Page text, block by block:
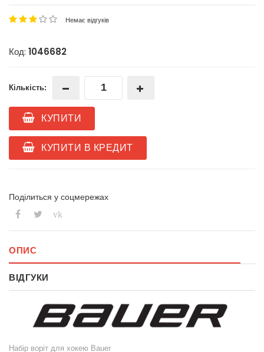
Немає відгуків
Код: 1046682
Кількість:
КУПИТИ
КУПИТИ В КРЕДИТ
Поділиться у соцмережах
vk
ОПИС
ВІДГУКИ
Набір воріт для хокею Bauer